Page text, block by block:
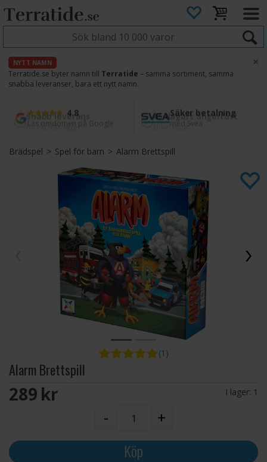
NYTT NAMN
Terratide.se byter namn till Terratide – samma sortiment, samma
snabba leveranser, bara ett nytt namn.
×
4.8
Läs omdömen på Google
Säker betalning
med Svea
Snabb leverans
Direkt från lager
45 dagars ångerrätt
Enkel retur
Brädspel>Spel för barn>Alarm Brettspill
(1)
Alarm Brettspill
289 SEK I lager: 1
- +
Köp